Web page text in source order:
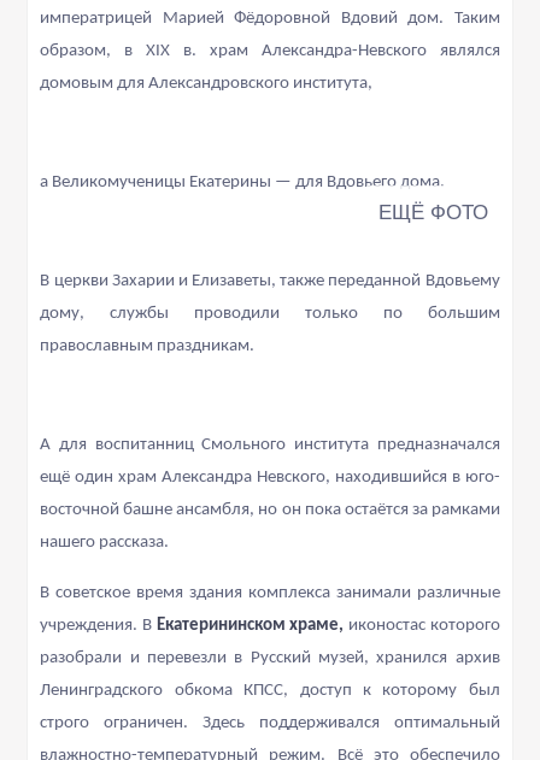
императрицей Марией Фёдоровной Вдовий дом. Таким
образом, в XIX в. храм Александра-Невского являлся
домовым для Александровского института,
а Великомученицы Екатерины — для Вдовьего дома.
В церкви Захарии и Елизаветы, также переданной Вдовьему
дому, службы проводили только по большим
православным праздникам.
А для воспитанниц Смольного института предназначался
ещё один храм Александра Невского, находившийся в юго-
восточной башне ансамбля, но он пока остаётся за рамками
нашего рассказа.
В советское время здания комплекса занимали различные
учреждения. В Екатерининском храме, иконостас которого
разобрали и перевезли в Русский музей, хранился архив
Ленинградского обкома КПСС, доступ к которому был
строго ограничен. Здесь поддерживался оптимальный
влажностно-температурный режим. Всё это обеспечило